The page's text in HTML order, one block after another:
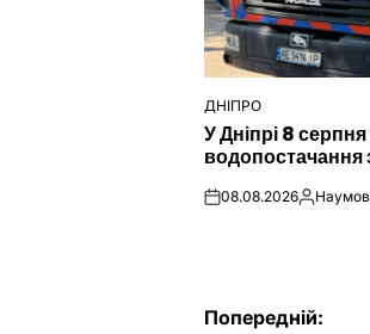
ОПУБЛІКУВАТИ
У
ДНІПРО
У Дніпрі 8
водопостачання
on08.08.2026
Попередній: